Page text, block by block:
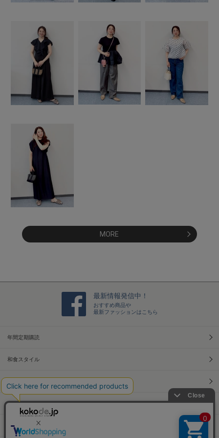
MORE
最新情報発信中！
おすすめ商品や
最新ファッションはこちら
年間定期購読
和食スタイル
本屋さんへ行こう！キャンペーン
Information